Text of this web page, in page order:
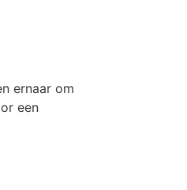
ernaar om
een